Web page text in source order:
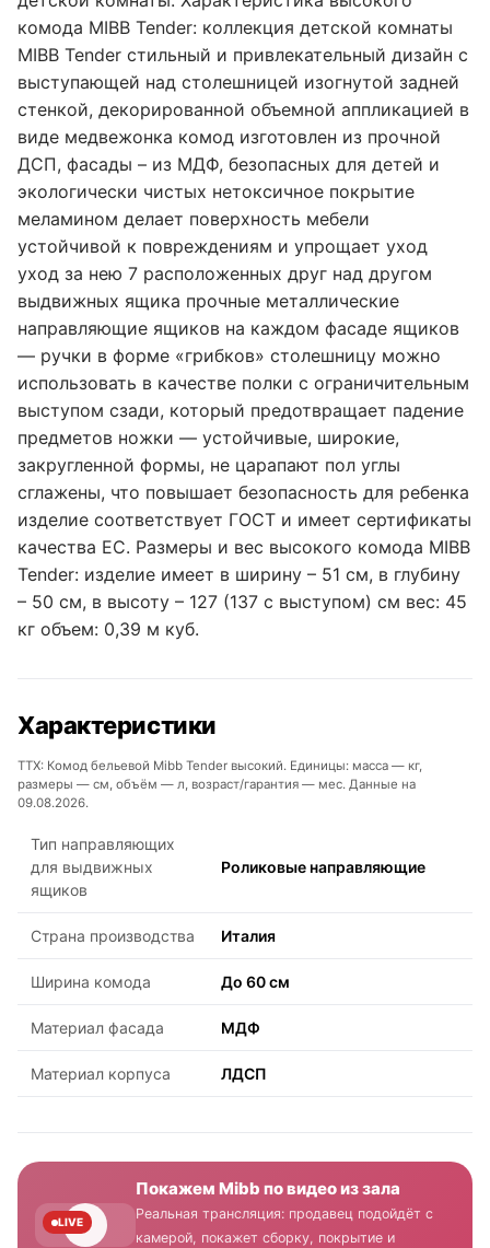
комода MIBB Tender: коллекция детской комнаты
MIBB Tender стильный и привлекательный дизайн с
выступающей над столешницей изогнутой задней
стенкой, декорированной объемной аппликацией в
виде медвежонка комод изготовлен из прочной
ДСП, фасады – из МДФ, безопасных для детей и
экологически чистых нетоксичное покрытие
меламином делает поверхность мебели
устойчивой к повреждениям и упрощает уход
уход за нею 7 расположенных друг над другом
выдвижных ящика прочные металлические
направляющие ящиков на каждом фасаде ящиков
— ручки в форме «грибков» столешницу можно
использовать в качестве полки с ограничительным
выступом сзади, который предотвращает падение
предметов ножки — устойчивые, широкие,
закругленной формы, не царапают пол углы
сглажены, что повышает безопасность для ребенка
изделие соответствует ГОСТ и имеет сертификаты
качества ЕС. Размеры и вес высокого комода MIBB
Tender: изделие имеет в ширину – 51 см, в глубину
– 50 см, в высоту – 127 (137 с выступом) см вес: 45
кг объем: 0,39 м куб.
Характеристики
ТТХ: Комод бельевой Mibb Tender высокий. Единицы: масса — кг,
размеры — см, объём — л, возраст/гарантия — мес. Данные на
09.08.2026.
Тип направляющих
для выдвижных
ящиков
Роликовые направляющие
Страна производства Италия
Ширина комода До 60 см
Материал фасада МДФ
Материал корпуса ЛДСП
LIVE
Покажем Mibb по видео из зала
Реальная трансляция: продавец подойдёт с
камерой, покажет сборку, покрытие и